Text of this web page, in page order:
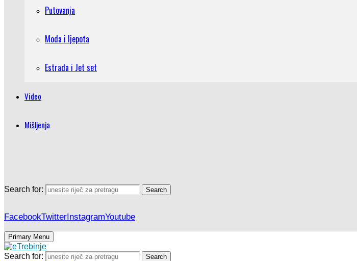
Putovanja
Moda i ljepota
Estrada i Jet set
Video
Mišljenja
Search for: Search
FacebookTwitterInstagramYoutube
Primary Menu
Search for: Search